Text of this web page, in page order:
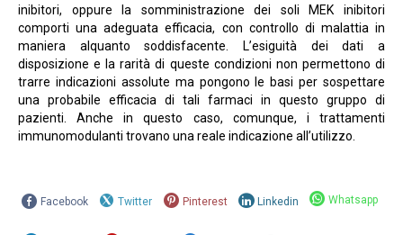
inibitori, oppure la somministrazione dei soli MEK inibitori
comporti una adeguata efficacia, con controllo di malattia in
maniera alquanto soddisfacente. L’esiguità dei dati a
disposizione e la rarità di queste condizioni non permettono di
trarre indicazioni assolute ma pongono le basi per sospettare
una probabile efficacia di tali farmaci in questo gruppo di
pazienti. Anche in questo caso, comunque, i trattamenti
immunomodulanti trovano una reale indicazione all’utilizzo.
Facebook Twitter Pinterest Linkedin Whatsapp